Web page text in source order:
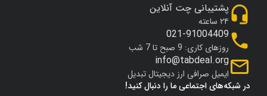
در شبکه‌های اجتماعی ما را دنبال کنید!
پشتیبانی چت آنلاین
۲۴ ساعته
021-91004409
روزهای کاری: 9 صبح تا 7 شب
info@tabdeal.org
ایمیل صرافی ارز دیجیتال تبدیل